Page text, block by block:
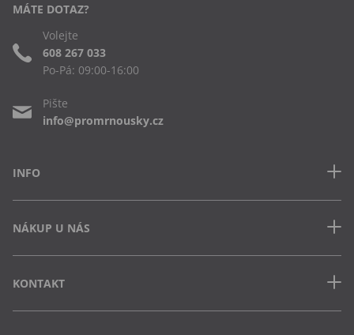
INFO
Často kladené dotazy
Obchodní podmínky
Ochrana osobních údajů
NÁKUP U NÁS
Jak uplatnit slevový kód
Vrácení zboží a výměna
KONTAKT
MÁTE DOTAZ?
Volejte
608 267 033
Po-Pá: 09:00-16:00
Pište
info@promrnousky.cz